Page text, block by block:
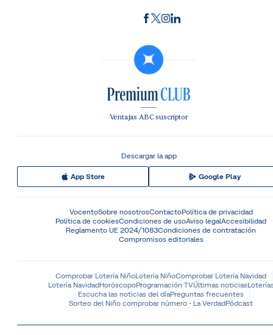
Ventajas ABC suscriptor
Descargar la app
App Store Google Play
VocentoSobre nosotrosContactoPolítica de privacidad
Política de cookiesCondiciones de usoAviso legalAccesibilidad
Reglamento UE 2024/1083Condiciones de contratación
Compromisos editoriales
Comprobar Lotería NiñoLotería NiñoComprobar Lotería Navidad
Lotería NavidadHoróscopoProgramación TVÚltimas noticias
Escucha las noticias del díaPreguntas frecuentes
Sorteo del Niño comprobar número - La VerdadPódcast